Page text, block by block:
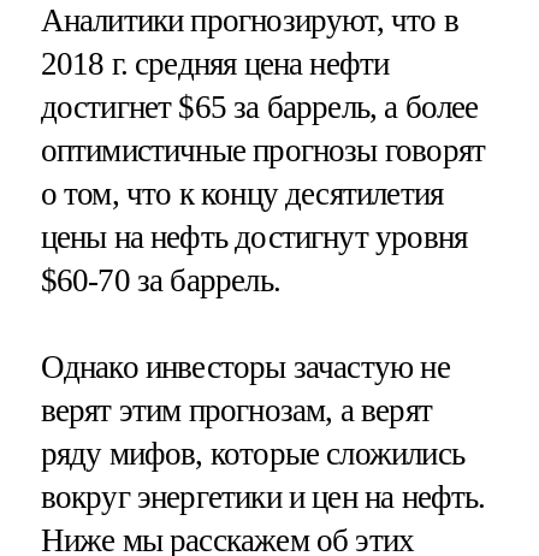
Аналитики прогнозируют, что в
2018 г. средняя цена нефти
достигнет $65 за баррель, а более
оптимистичные прогнозы говорят
о том, что к концу десятилетия
цены на нефть достигнут уровня
$60-70 за баррель.
Однако инвесторы зачастую не
верят этим прогнозам, а верят
ряду мифов, которые сложились
вокруг энергетики и цен на нефть.
Ниже мы расскажем об этих